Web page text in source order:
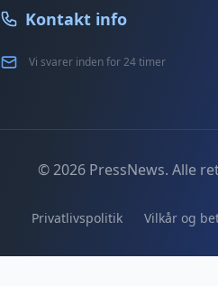
Kontakt info
Vi svarer inden for 24 timer
© 2026 PressNews. Alle
Privatlivspolitik Vilkår og